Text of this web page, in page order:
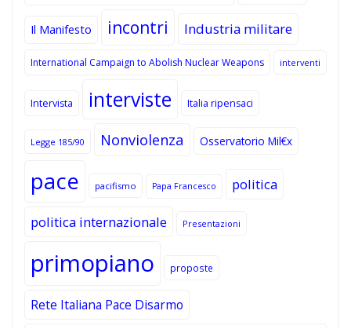
Il Manifesto incontri Industria militare
International Campaign to Abolish Nuclear Weapons interventi
Intervista interviste Italia ripensaci
Legge 185/90 Nonviolenza Osservatorio Mil€x
pace pacifismo Papa Francesco politica
politica internazionale Presentazioni
primopiano proposte
Rete Italiana Pace Disarmo